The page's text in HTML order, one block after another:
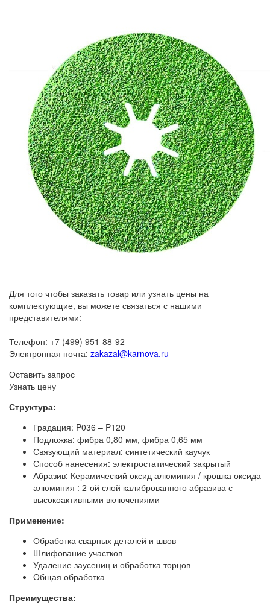
Для того чтобы заказать товар или узнать цены на
комплектующие, вы можете связаться с нашими
представителями:
Телефон: +7 (499) 951-88-92
Электронная почта: zakazal@karnova.ru
Оставить запрос
Узнать цену
Структура:
Градация: P036 – P120
Подложка: фибра 0,80 мм, фибра 0,65 мм
Связующий материал: синтетический каучук
Способ нанесения: электростатический закрытый
Абразив: Керамический оксид алюминия / крошка оксида
алюминия : 2-ой слой калиброванного абразива с
высокоактивными включениями
Применение:
Обработка сварных деталей и швов
Шлифование участков
Удаление заусениц и обработка торцов
Общая обработка
Преимущества: